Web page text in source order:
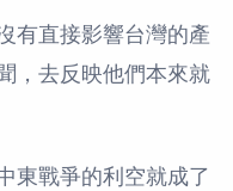
有直接影響台灣的產
，去反映他們本來就
東戰爭的利空就成了